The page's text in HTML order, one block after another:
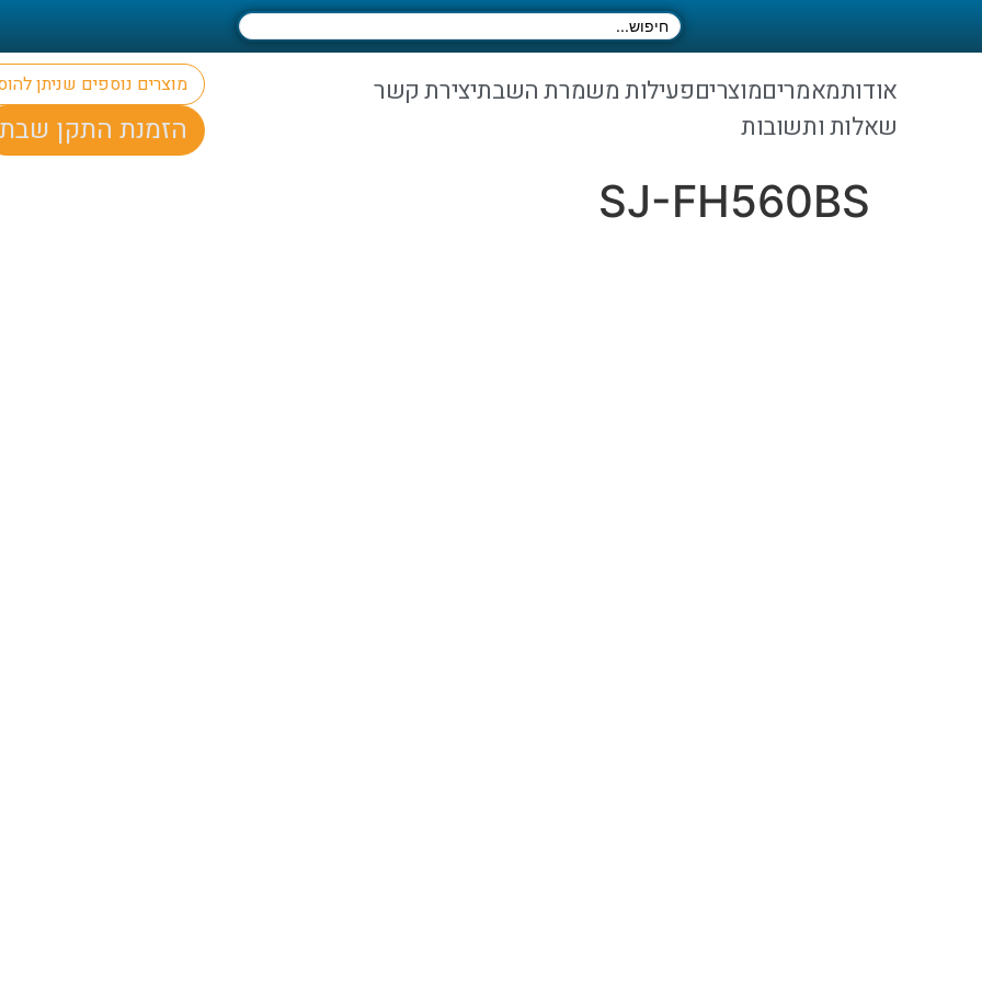
אודותמאמריםמוצריםפעילות משמרת השבתיצירת קשר
שאלות ותשובות
מוצרים נוספים שניתן
הזמנת התקן שבת
SJ-FH560BS